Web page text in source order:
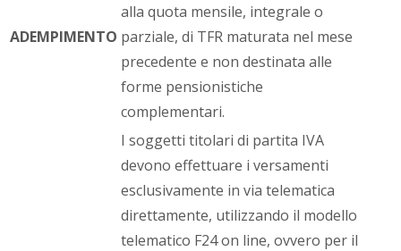
ADEMPIMENTO
alla quota mensile, integrale o
parziale, di TFR maturata nel mese
precedente e non destinata alle
forme pensionistiche
complementari.
I soggetti titolari di partita IVA
devono effettuare i versamenti
esclusivamente in via telematica
direttamente, utilizzando il modello
telematico F24 on line, ovvero per il